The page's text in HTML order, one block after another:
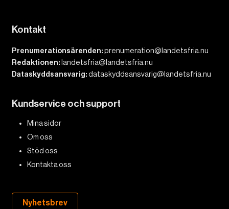
Kontakt
Prenumerationsärenden:prenumeration@landetsfria.nu
Redaktionen: landetsfria@landetsfria.nu
Dataskyddsansvarig:dataskyddsansvarig@landetsfria.nu
Kundservice och support
Mina sidor
Om oss
Stöd oss
Kontakta oss
Nyhetsbrev